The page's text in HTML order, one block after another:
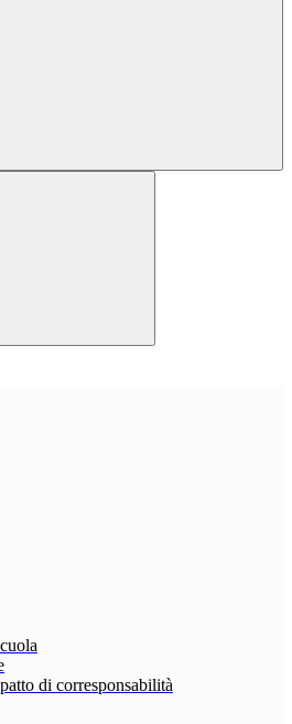
di corresponsabilità